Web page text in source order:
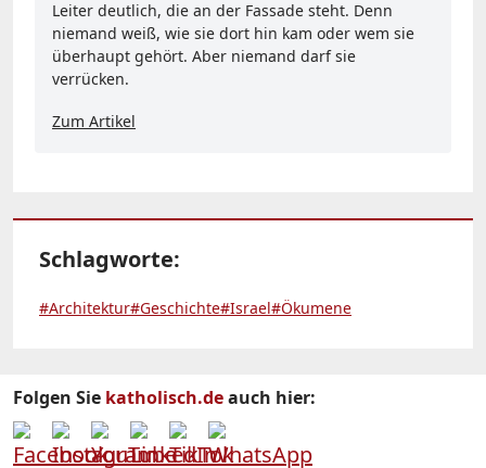
Leiter deutlich, die an der Fassade steht. Denn
niemand weiß, wie sie dort hin kam oder wem sie
überhaupt gehört. Aber niemand darf sie
verrücken.
Zum Artikel
Schlagworte:
#Architektur#Geschichte#Israel#Ökumene
Folgen Sie katholisch.deauch hier: